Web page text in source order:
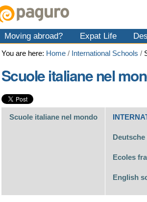
Moving abroad? Expat Life
You are here: Home / International Schools /
Scuole italiane nel
Scuole italiane nel mondo
Ecoles
English